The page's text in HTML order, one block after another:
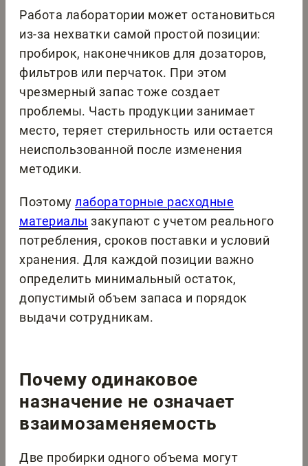
Работа лаборатории может остановиться
из-за нехватки самой простой позиции:
пробирок, наконечников для дозаторов,
фильтров или перчаток. При этом
чрезмерный запас тоже создает
проблемы. Часть продукции занимает
место, теряет стерильность или остается
неиспользованной после изменения
методики.
Поэтомулабораторные расходные
материалы закупают с учетом реального
потребления, сроков поставки и условий
хранения. Для каждой позиции важно
определить минимальный остаток,
допустимый объем запаса и порядок
выдачи сотрудникам.
Почему одинаковое
назначение не означает
взаимозаменяемость
Две пробирки одного объема могут